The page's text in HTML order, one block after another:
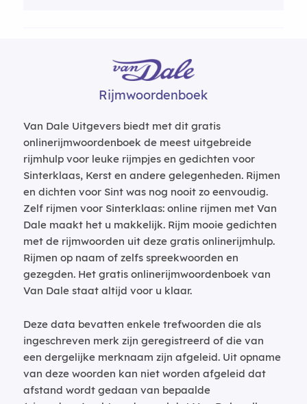
Rijmwoordenboek
Van Dale Uitgevers biedt met dit gratis
onlinerijmwoordenboek de meest uitgebreide
rijmhulp voor leuke rijmpjes en gedichten voor
Sinterklaas, Kerst en andere gelegenheden. Rijmen
en dichten voor Sint was nog nooit zo eenvoudig.
Zelf rijmen voor Sinterklaas: online rijmen met Van
Dale maakt het u makkelijk. Rijm mooie gedichten
met de rijmwoorden uit deze gratis onlinerijmhulp.
Rijmen op naam of zelfs spreekwoorden en
gezegden. Het gratis onlinerijmwoordenboek van
Van Dale staat altijd voor u klaar.
Deze data bevatten enkele trefwoorden die als
ingeschreven merk zijn geregistreerd of die van
een dergelijke merknaam zijn afgeleid. Uit opname
van deze woorden kan niet worden afgeleid dat
afstand wordt gedaan van bepaalde